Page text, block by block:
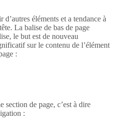
d’autres éléments et a tendance à
La balise de bas de page
le but est de nouveau
sur le contenu de l’élément
:
section de page, c’est à dire
: